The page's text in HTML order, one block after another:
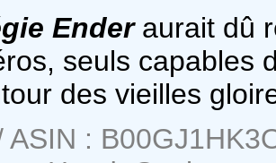
Enderaurait dû
seuls capables
des vieilles
ASIN :